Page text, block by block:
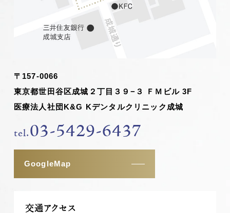
〒157-0066
東京都世田谷区成城２丁目３９−３ ＦＭビル 3F
医療法人社団K&G Kデンタルクリニック成城
tel.03-5429-6437
GoogleMap
交通アクセス